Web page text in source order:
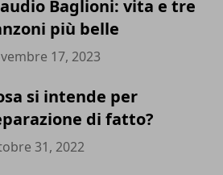
Baglioni: vita e tre
più belle
17, 2023
si intende per
di fatto?
31, 2022